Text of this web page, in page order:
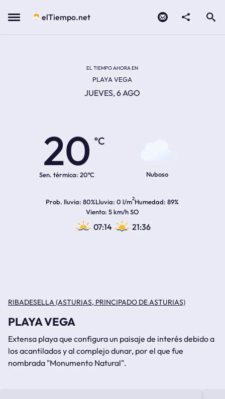
Menu elTiempo.net
EL TIEMPO AHORA EN
PLAYA VEGA
JUEVES, 6 AGO
20
ºC
Sen. térmica: 20ºC Nuboso
Prob. lluvia 80%Lluvia 0 l/m2Humedad 89%
Viento 5 km/h SO
07:14 21:36
RIBADESELLA (ASTURIAS, PRINCIPADO DE ASTURIAS)
PLAYA VEGA
Extensa playa que configura un paisaje de interés debido a
los acantilados y al complejo dunar, por el que fue
nombrada "Monumento Natural".